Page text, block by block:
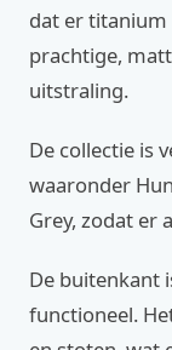
dat er titanium
prachtige,
uitstraling.
De collectie is
waaronder
Grey, zodat er
De buitenkant
functioneel.